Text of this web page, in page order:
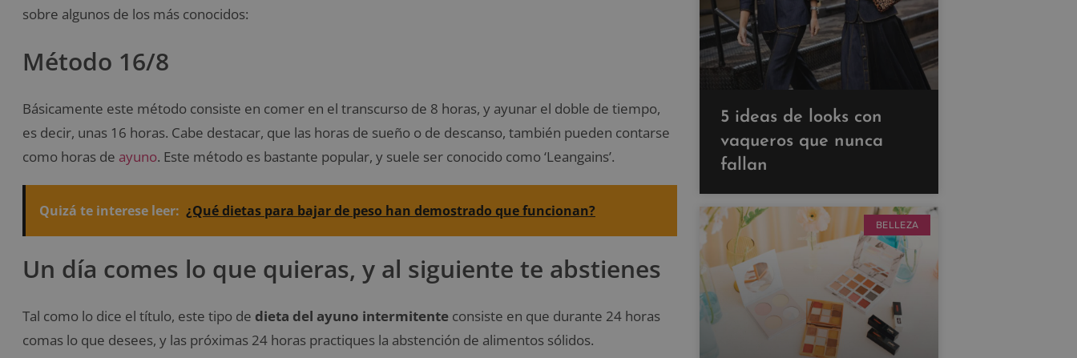
sobre algunos de los más conocidos:
Método 16/8
Básicamente este método consiste en comer en el transcurso de 8 horas, y ayunar el doble de tiempo,
es decir, unas 16 horas. Cabe destacar, que las horas de sueño o de descanso, también pueden contarse
como horas de ayuno. Este método es bastante popular, y suele ser conocido como ‘Leangains’.
Quizá te interese leer: ¿Qué dietas para bajar de peso han demostrado que funcionan?
Un día comes lo que quieras, y al siguiente te abstienes
Tal como lo dice el título, este tipo de dieta del ayuno intermitente consiste en que durante 24 horas
comas lo que desees, y las próximas 24 horas practiques la abstención de alimentos sólidos.
5 ideas de looks con
vaqueros que nunca
fallan
BELLEZA